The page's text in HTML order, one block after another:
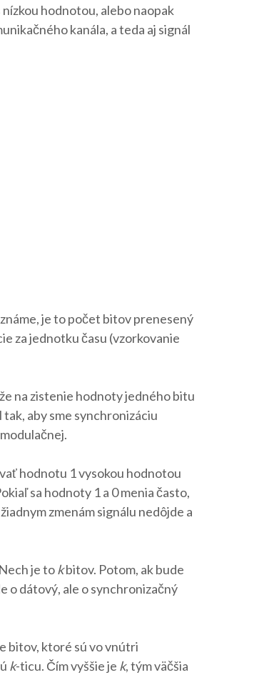
hodnotou, alebo naopak
kanála, a teda aj signál
je to počet bitov prenesený
za jednotku času (vzorkovanie
na zistenie hodnoty jedného bitu
aby sme synchronizáciu
hodnotu 1 vysokou hodnotou
sa hodnoty 1 a 0 menia často,
zmenám signálu nedôjde a
je tokbitov. Potom, ak bude
o dátový, ale o synchronizačný
bitov, ktoré sú vo vnútri
k-ticu. Čím vyššie je k, tým väčšia